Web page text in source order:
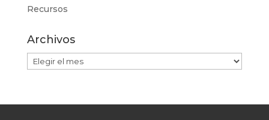
Recursos
Archivos
Archivos